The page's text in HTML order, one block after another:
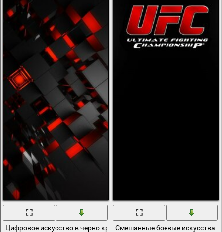
Цифровое искусство в черно красных цветахСмешанные боевые искусства